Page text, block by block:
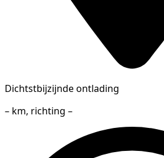
Dichtstbijzijnde ontlading
– km, richting –